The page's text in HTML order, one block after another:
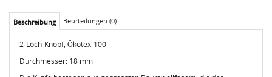
Beschreibung Beurteilungen (0)
2-Loch-Knopf, Ökotex-100
Durchmesser: 18 mm